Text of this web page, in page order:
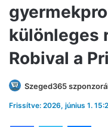
különleges
Robival a
Szeged365
Frissítve: 2026, június 1.